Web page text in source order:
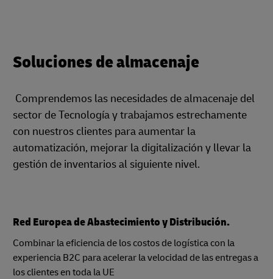
Soluciones de almacenaje
Comprendemos las necesidades de almacenaje del
sector de Tecnología y trabajamos estrechamente
con nuestros clientes para aumentar la
automatización, mejorar la digitalización y llevar la
gestión de inventarios al siguiente nivel.
Red Europea de Abastecimiento y Distribución.
Combinar la eficiencia de los costos de logística con la
experiencia B2C para acelerar la velocidad de las entregas a
los clientes en toda la UE